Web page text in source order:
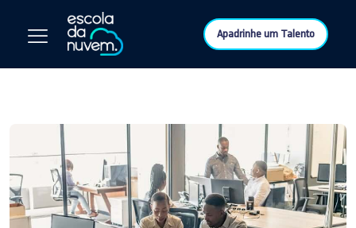
Apadrinhe um Talento